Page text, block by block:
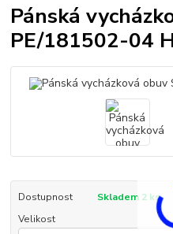
Pánská
PE/181502-04
Dostupnost
Skladem 2 ks
Velikost